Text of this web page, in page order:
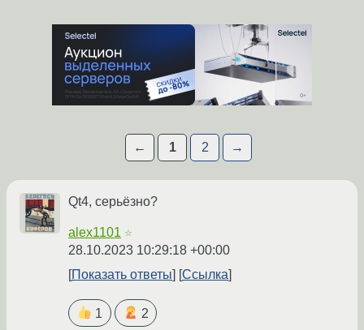
← 1 2 →
Qt4, серьёзно?
alex1101 ☆
28.10.2023 10:29:18 +00:00
Показать ответы
Ссылка
1 2